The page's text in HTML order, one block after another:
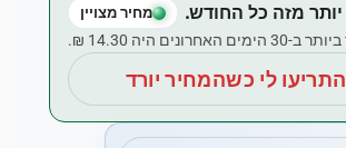
יותר מזה כל החודש. מחיר מצויין
היה ‏14.30 ‏₪.
התריעו לי כשהמחיר יורד